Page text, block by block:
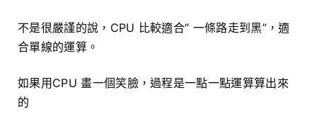
不是很嚴謹的說，CPU 比較適合“ 一條路走到黑”，適
合單線的運算。
如果用CPU 畫一個笑臉，過程是一點一點運算算出來
的